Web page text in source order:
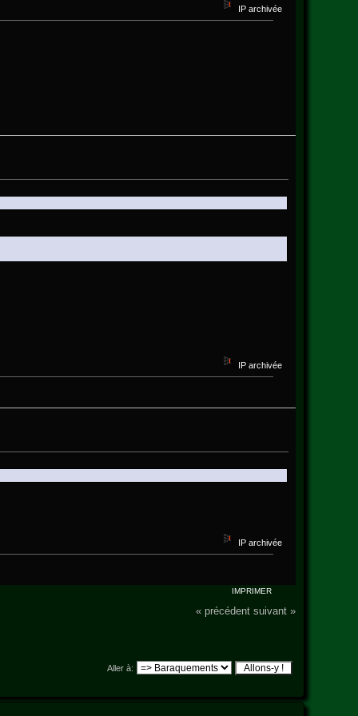
IP archivée
IP archivée
IP archivée
IMPRIMER
« précédent suivant »
Aller à: